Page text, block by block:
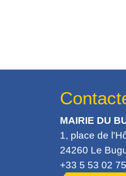
MAIRIE DU
1, place de
24260 Le
+33 5 53 02